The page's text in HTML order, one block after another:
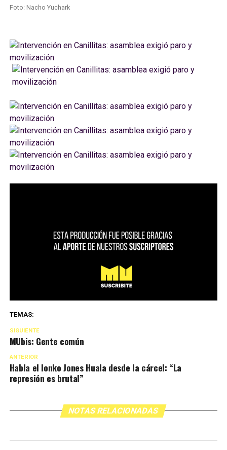
Foto: Nacho Yuchark
TEMAS:
SIGUIENTE
MUbis: Gente común
ANTERIOR
Habla el lonko Jones Huala desde la cárcel: “La
represión es brutal”
NOTAS RELACIONADAS